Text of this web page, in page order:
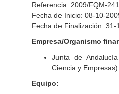
Referencia: 2009/FQM-241
Fecha de Inicio: 08-10-
Fecha de Finalización: 31-
Empresa/Organismo
Junta de
Ciencia y Empresas)
Equipo: